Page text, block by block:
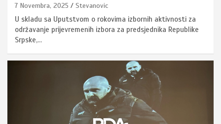
7 Novembra, 2025 Stevanovic
U skladu sa Uputstvom o rokovima izbornih aktivnosti za
održavanje prijevremenih izbora za predsjednika Republike
Srpske,…